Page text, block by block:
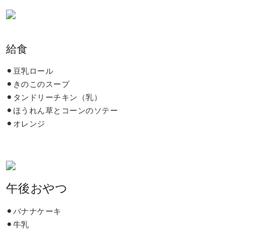
給食
⚫︎豆乳ロール
⚫︎きのこのスープ
⚫︎タンドリーチキン（乳）
⚫︎ほうれん草とコーンのソテー
⚫︎オレンジ
午後おやつ
⚫︎バナナケーキ
⚫︎牛乳